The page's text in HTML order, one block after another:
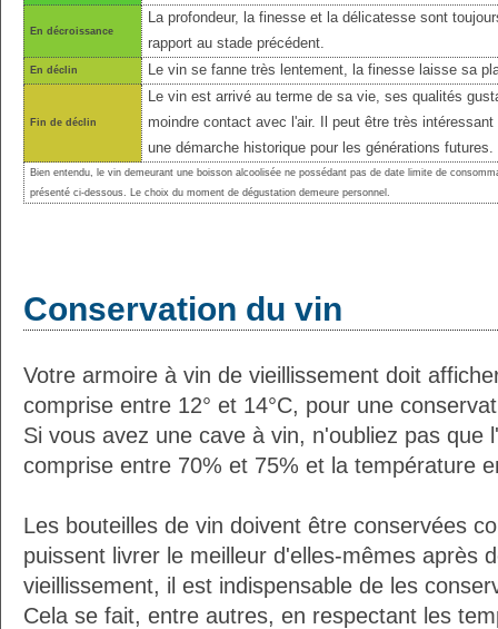
En décroissance
La profondeur, la finesse et la délicatesse sont
rapport au stade précédent.
En déclin Le vin se fanne très lentement, la finesse laisse sa
Fin de déclin
Le vin est arrivé au terme de sa vie, ses qualités
moindre contact avec l'air. Il peut être très
une démarche historique pour les générations futures.
Bien entendu, le vin demeurant une boisson alcoolisée ne possédant pas de date limite de
présenté ci-dessous. Le choix du moment de dégustation demeure personnel.
Conservation du vin
Votre armoire à vin de vieillissement doit
comprise entre 12° et 14°C, pour une
Si vous avez une cave à vin, n'oubliez pas que
comprise entre 70% et 75% et la température
Les bouteilles de vin doivent être conservées
puissent livrer le meilleur d'elles-mêmes après
vieillissement, il est indispensable de les
Cela se fait, entre autres, en respectant les